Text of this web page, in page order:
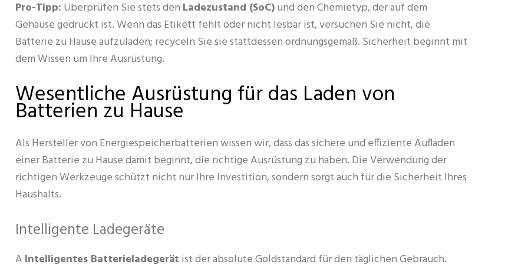
Pro-Tipp: Überprüfen Sie stets den Ladezustand (SoC)und den Chemietyp, der auf dem
Gehäuse gedruckt ist. Wenn das Etikett fehlt oder nicht lesbar ist, versuchen Sie nicht, die
Batterie zu Hause aufzuladen; recyceln Sie sie stattdessen ordnungsgemäß. Sicherheit beginnt mit
dem Wissen um Ihre Ausrüstung.
Wesentliche Ausrüstung für das Laden von
Batterien zu Hause
Als Hersteller von Energiespeicherbatterien wissen wir, dass das sichere und effiziente Aufladen
einer Batterie zu Hause damit beginnt, die richtige Ausrüstung zu haben. Die Verwendung der
richtigen Werkzeuge schützt nicht nur Ihre Investition, sondern sorgt auch für die Sicherheit Ihres
Haushalts.
Intelligente Ladegeräte
A Intelligentes Batterieladegerät ist der absolute Goldstandard für den täglichen Gebrauch.